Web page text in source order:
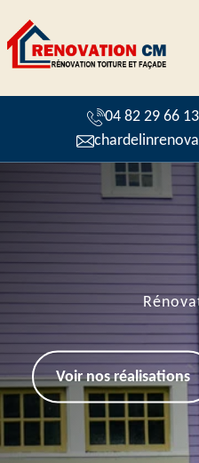
04 82 29 66 13
Voir nos réalisations